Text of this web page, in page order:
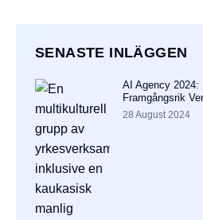
SENASTE INLÄGGEN
AI Agency 2024:
Framgångsrik
28 August 2024